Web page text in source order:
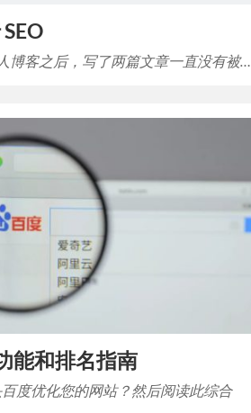
博客之后，写了两篇文章一直没有被…
能和排名指南
度优化您的网站？然后阅读此综合